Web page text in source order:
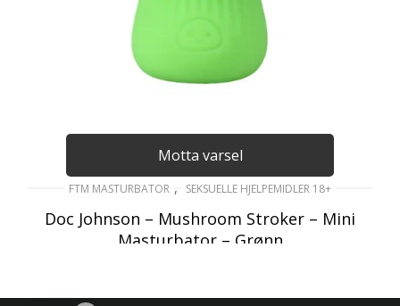
Motta varsel
FTM MASTURBATOR , SEKSUELLE HJELPEMIDLER 18+
Doc Johnson – Mushroom Stroker – Mini
Masturbator – Grønn